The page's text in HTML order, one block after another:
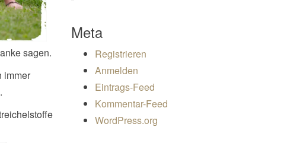
sagen.
immer
Meta
Registrieren
Anmelden
Eintrags-Feed
Kommentar-Feed
WordPress.org